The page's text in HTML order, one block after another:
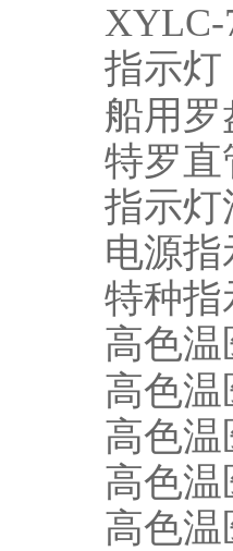
XYLC-
指示灯
船用罗
特罗直
指示灯
电源指
特种指
高色
高色
高色温
高色
高色